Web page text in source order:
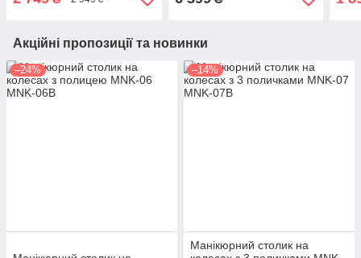
Акційні пропозиції та новинки
–24% –14%
Манікюрний столик на